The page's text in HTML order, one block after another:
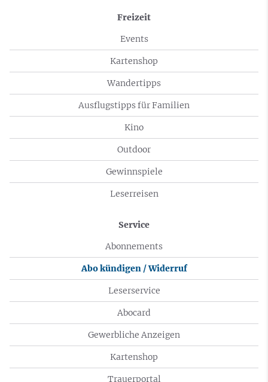
Freizeit
Events
Kartenshop
Wandertipps
Ausflugstipps für Familien
Kino
Outdoor
Gewinnspiele
Leserreisen
Service
Abonnements
Abo kündigen / Widerruf
Leserservice
Abocard
Gewerbliche Anzeigen
Kartenshop
Trauerportal